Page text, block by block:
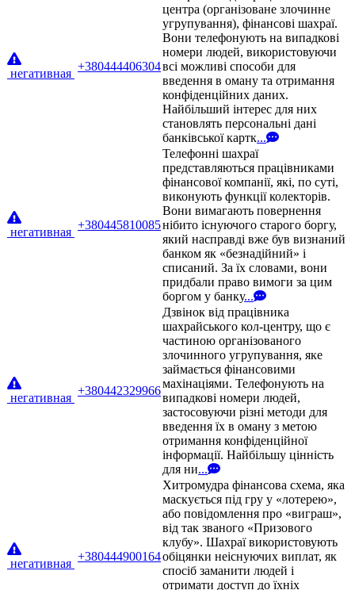
негативная
+380444406304
центра (організоване злочинне
угрупування), фінансові шахраї.
Вони телефонують на випадкові
номери людей, використовуючи
всі можливі способи для
введення в оману та отримання
конфіденційних даних.
Найбільший інтерес для них
становлять персональні дані
банківської картк...
негативная
+380445810085
Телефонні шахраї
представляються працівниками
фінансової компанії, які, по суті,
виконують функції колекторів.
Вони вимагають повернення
нібито існуючого старого боргу,
який насправді вже був визнаний
банком як «безнадійний» і
списаний. За їх словами, вони
придбали право вимоги за цим
боргом у банку...
негативная
+380442329966
Дзвінок від працівника
шахрайського кол-центру, що є
частиною організованого
злочинного угрупування, яке
займається фінансовими
махінаціями. Телефонують на
випадкові номери людей,
застосовуючи різні методи для
введення їх в оману з метою
отримання конфіденційної
інформації. Найбільшу цінність
для ни...
негативная
+380444900164
Хитромудра фінансова схема, яка
маскується під гру у «лотерею»,
або повідомлення про «виграш»,
від так званого «Призового
клубу». Шахраї використовують
обіцянки неіснуючих виплат, як
спосіб заманити людей і
отримати доступ до їхніх